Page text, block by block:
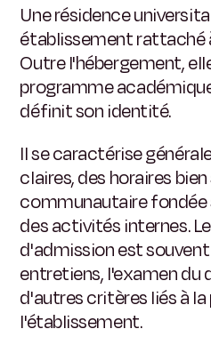
Une résidence
établissement rattaché
Outre l'hébergement,
programme
définit son identité.
Il se caractérise
claires, des horaires
communautaire
des activités internes.
d'admission est
entretiens, l'examen du
d'autres critères liés à
l'établissement.